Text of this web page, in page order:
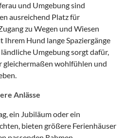
und Umgebung sind
ausreichend Platz für
zu Wegen und Wiesen
Ihrem Hund lange Spaziergänge
Umgebung sorgt dafür,
gleichermaßen wohlfühlen und
Anlässe
ein Jubiläum oder ein
bieten größere Ferienhäuser